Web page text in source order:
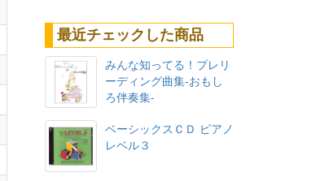
最近チェックした商品
みんな知ってる！プレリ
ーディング曲集-おもし
ろ伴奏集-
ベーシックスＣＤ ピアノ
レベル３